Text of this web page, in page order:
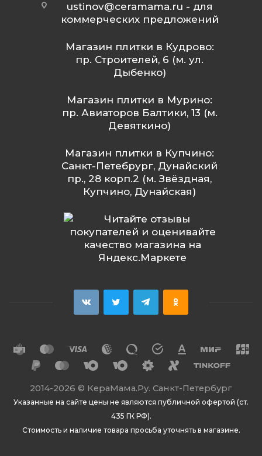
ustinov@ceramama.ru - для
коммерческих предложений
Магазин плитки в Кудрово:
пр. Строителей, 6 (м. ул.
Дыбенко)
Магазин плитки в Мурино:
пр. Авиаторов Балтики, 13 (м.
Девяткино)
Магазин плитки в Купчино:
Санкт-Петебрург, Дунайский
пр., 28 корп.2 (м. Звёздная,
Купчино, Дунайская)
2014-2026 © КераМама.Ру. Санкт-Петербург
Указанные на сайте цены не являются публичной офертой (ст.
435 ГК РФ).
Стоимость и наличие товара просьба уточнять в магазине.